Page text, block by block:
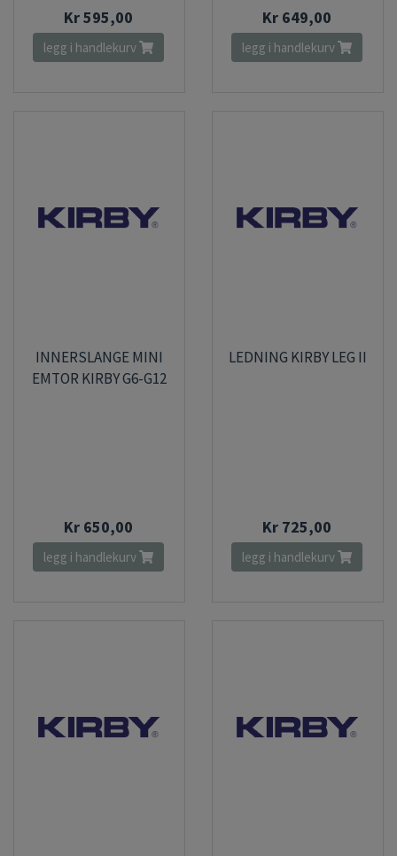
Kr 595,00
legg i handlekurv
Kr 649,00
legg i handlekurv
INNERSLANGE MINI
EMTOR KIRBY G6-G12
Kr 650,00
legg i handlekurv
LEDNING KIRBY LEG II
Kr 725,00
legg i handlekurv